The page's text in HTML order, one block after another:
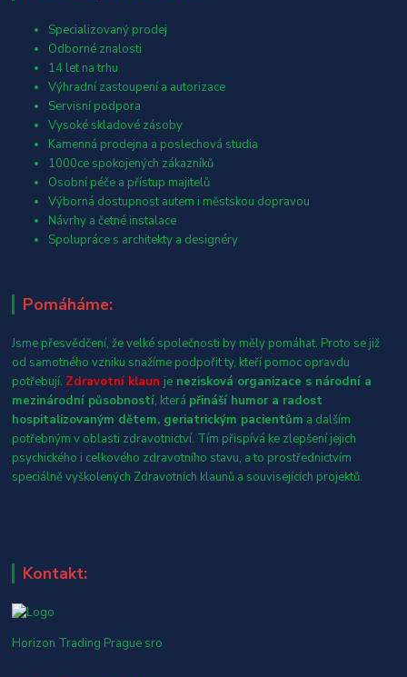
Specializovaný prodej
Odborné znalosti
14 let na trhu
Výhradní zastoupení a autorizace
Servisní podpora
Vysoké skladové zásoby
Kamenná prodejna a poslechová studia
1000ce spokojených zákazníků
Osobní péče a přístup majitelů
Výborná dostupnost autem i městskou dopravou
Návrhy a četné instalace
Spolupráce s architekty a designéry
Pomáháme:
Jsme přesvědčení, že velké společnosti by měly pomáhat. Proto se již
od samotného vzniku snažíme podpořit ty, kteří pomoc opravdu
potřebují. Zdravotní klaun je nezisková organizace s národní a
mezinárodní působností, která přináší humor a radost
hospitalizovaným dětem, geriatrickým pacientům a dalším
potřebným v oblasti zdravotnictví. Tím přispívá ke zlepšení jejich
psychického i celkového zdravotního stavu, a to prostřednictvím
speciálně vyškolených Zdravotních klaunů a souvisejících projektů.
Kontakt:
Horizon Trading Prague sro